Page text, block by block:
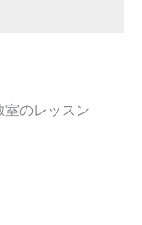
室のレッスン